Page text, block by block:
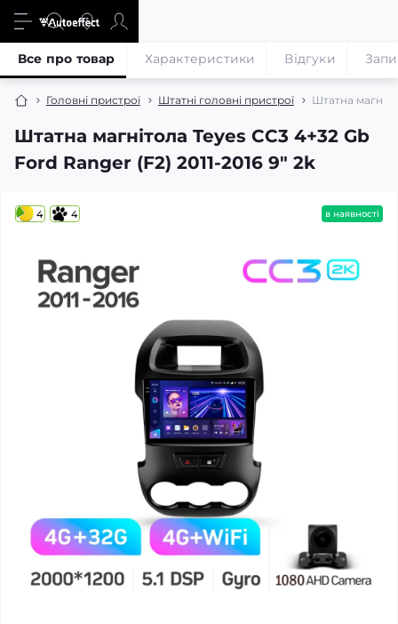
Головні пристрої Штатні головні пристрої Штатна
Штатна магнітола Teyes CC3 4+32 Gb
Ford Ranger (F2) 2011-2016 9" 2k
Все про товар Характеристики Відгуки
4 4 в наявності